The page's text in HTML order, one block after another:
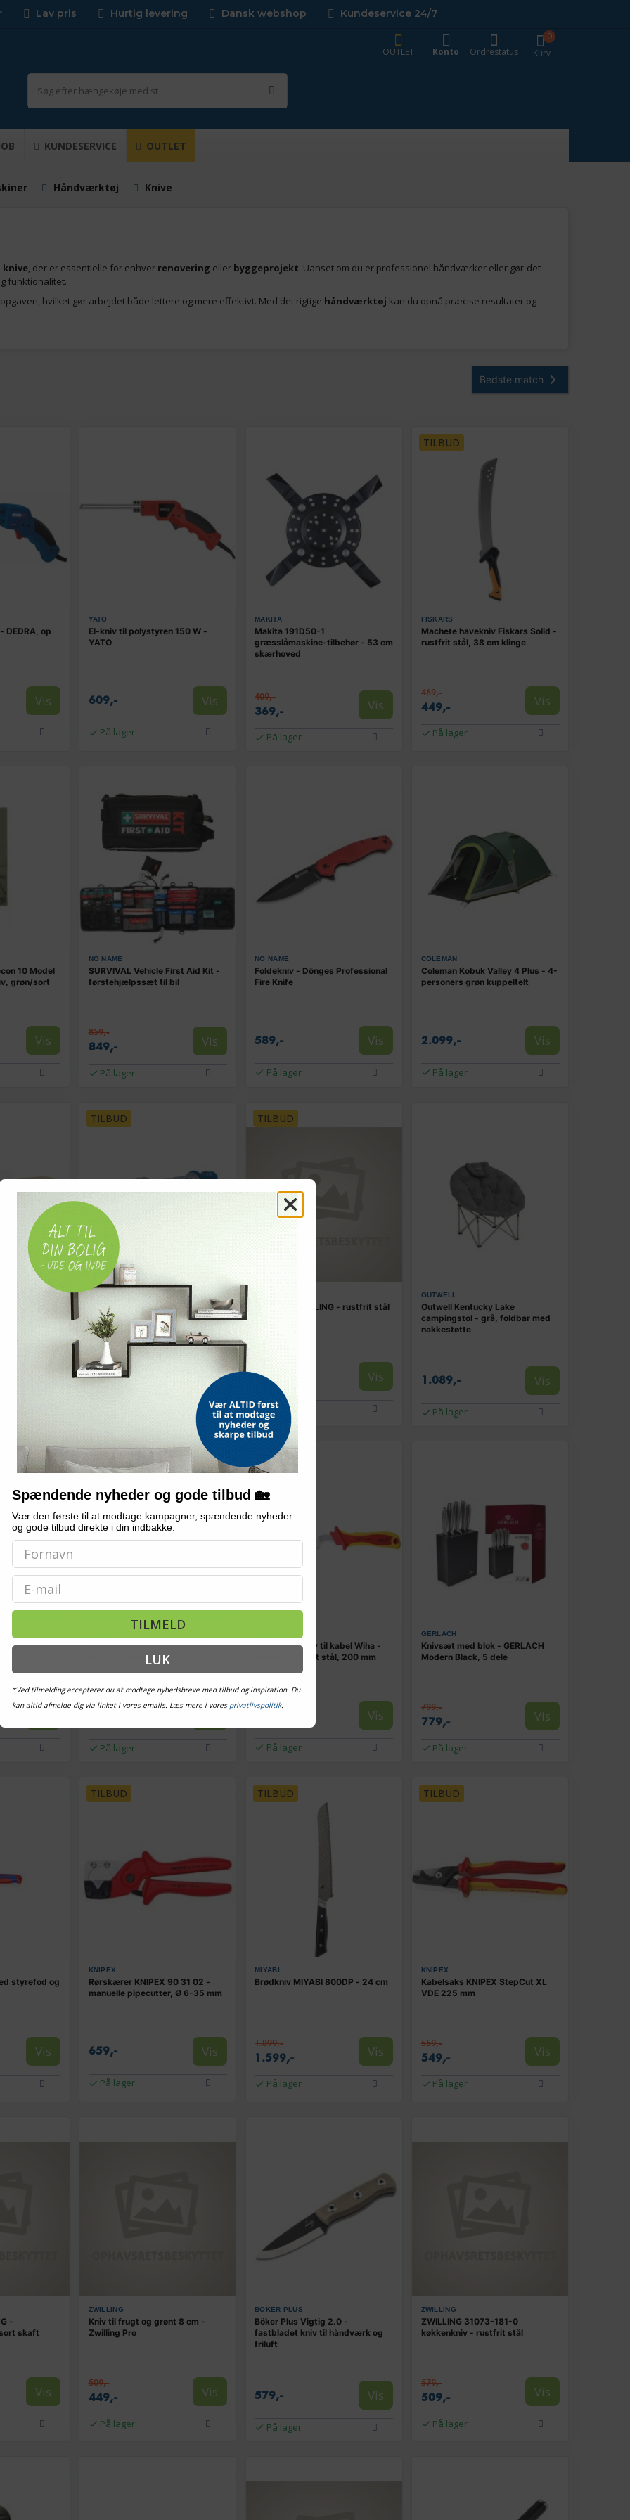
Lav pris Hurtig levering Dansk webshop Kundeservice 24/7
Kurv
0
OUTLET
Konto Ordrestatus
KUNDESERVICE OUTLET
Håndværktøj Knive
knive, der er essentielle for enhver renovering eller byggeprojekt. Uanset om du er professionel håndværker eller gør-det-
funktionalitet.
hvilket gør arbejdet både lettere og mere effektivt. Med det rigtige håndværktøj kan du opnå præcise resultater og
DEDRA, op
Vis
YATO
El-kniv til polystyren 150 W -
YATO
609,- Vis
På lager
MAKITA
Makita 191D50-1
græsslåmaskine-tilbehør - 53 cm
skærhoved
409,-
369,- Vis
På lager
TILBUD
FISKARS
Machete havekniv Fiskars Solid -
rustfrit stål, 38 cm klinge
469,-
449,- Vis
På lager
10 Model
grøn/sort
Vis
NO NAME
SURVIVAL Vehicle First Aid Kit -
førstehjælpssæt til bil
859,-
849,- Vis
På lager
NO NAME
Foldekniv - Dönges Professional
Fire Knife
589,- Vis
På lager
COLEMAN
Coleman Kobuk Valley 4 Plus - 4-
personers grøn kuppeltelt
2.099,- Vis
På lager
TILBUD
Termokniv DEDRA 220 W / 18 cm
449,-
439,- Vis
TILBUD
Brødkniv ZWILLING - rustfrit stål
589,- Vis
På lager
OUTWELL
Outwell Kentucky Lake
campingstol - grå, foldbar med
nakkestøtte
1.089,- Vis
På lager
grønt 10
TILBUD
Santokukniv ZWILLING 18 cm -
stål, sort håndtag
639,-
På lager
TILBUD
Aftagningskniv til kabel Wiha -
rød/gul, rustfrit stål, 200 mm
Vis
På lager
GERLACH
Knivsæt med blok - GERLACH
Modern Black, 5 dele
799,-
779,- Vis
På lager
styrefod og
Vis
TILBUD
KNIPEX
Rørskærer KNIPEX 90 31 02 -
manuelle pipecutter, Ø 6-35 mm
659,- Vis
På lager
TILBUD
MIYABI
Brødkniv MIYABI 800DP - 24 cm
1.899,-
1.599,- Vis
På lager
TILBUD
KNIPEX
Kabelsaks KNIPEX StepCut XL
VDE 225 mm
559,-
549,- Vis
På lager
-
skaft
Vis
ZWILLING
Kniv til frugt og grønt 8 cm -
Zwilling Pro
509,-
449,- Vis
På lager
BOKER PLUS
Böker Plus Vigtig 2.0 -
fastbladet kniv til håndværk og
friluft
579,- Vis
På lager
ZWILLING
ZWILLING 31073-181-0
køkkenkniv - rustfrit stål
579,-
509,- Vis
På lager
Spændende nyheder og gode tilbud 🏡
Vær den første til at modtage kampagner, spændende nyheder
og gode tilbud direkte i din indbakke.
Email
TILMELD
LUK
*Ved tilmelding accepterer du at modtage nyhedsbreve med tilbud og inspiration. Du
kan altid afmelde dig via linket i vores emails. Læs mere i vores privatlivspolitik.